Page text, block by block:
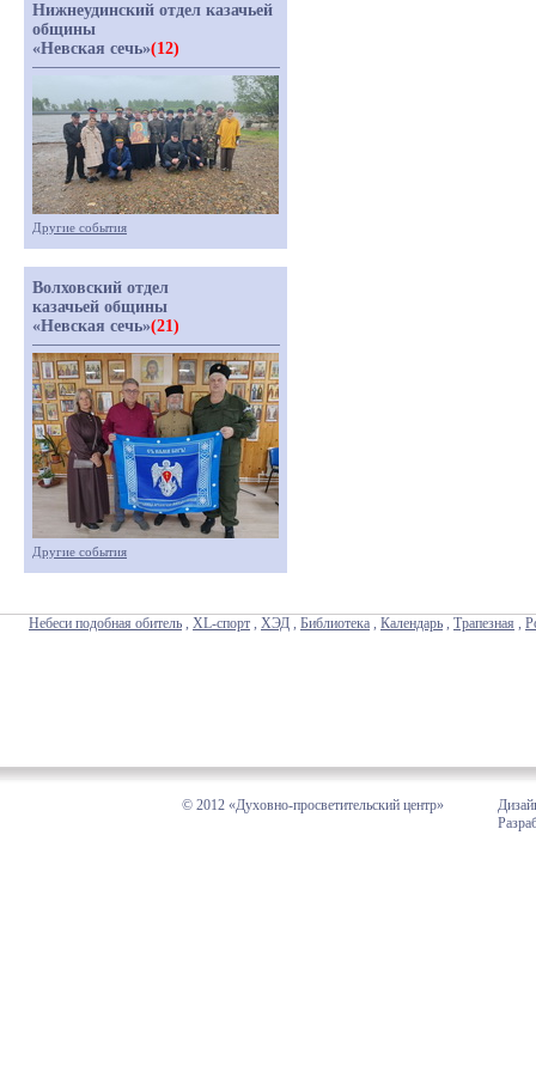
Нижнеудинский отдел казачьей
общины
«Невская сечь»(12)
Другие события
Волховский отдел
казачьей общины
«Невская сечь»(21)
Другие события
Небеси подобная обитель , XL-спорт , ХЭД , Библиотека , Календарь , Трапезная ,
© 2012 «Духовно-просветительский центр»